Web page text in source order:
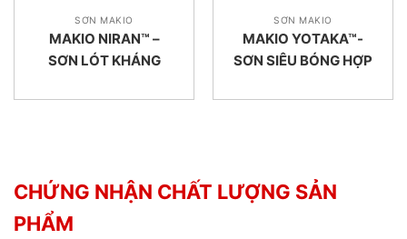
SƠN MAKIO
MAKIO NIRAN™ –
SƠN LÓT KHÁNG
THẤT
SƠN MAKIO
MAKIO YOTAKA™-
SƠN SIÊU BÓNG HỢP
CHỨNG NHẬN CHẤT LƯỢNG SẢN
PHẨM